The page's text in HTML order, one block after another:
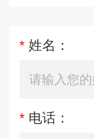
* 姓名：
* 电话：